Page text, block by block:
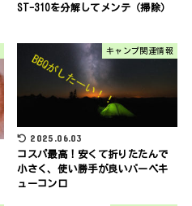
ST-310を分解してメンテ（掃除）
キャンプ関連情報
2025.06.03
コスパ最高！安くて折りたたんで
小さく、使い勝手が良いバーベキ
ューコンロ